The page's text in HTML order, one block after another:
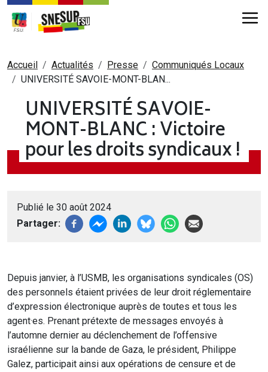
Aller au contenu principal
Fil d'Ariane
Accueil Actualités Presse
Communiqués Locaux
UNIVERSITÉ SAVOIE-MONT-BLAN...
UNIVERSITÉ SAVOIE-
MONT-BLANC : Victoire
pour les droits syndicaux !
Publié le 30 août 2024
Partager
Depuis janvier, à l’USMB, les organisations syndicales (OS)
des personnels étaient privées de leur droit réglementaire
d’expression électronique auprès de toutes et tous les
agent·es. Prenant prétexte de messages envoyés à
l’automne dernier au déclenchement de l’offensive
israélienne sur la bande de Gaza, le président, Philippe
Galez, participait ainsi aux opérations de censure et de